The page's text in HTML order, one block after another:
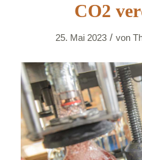
CO2
25. Mai 2023 / von